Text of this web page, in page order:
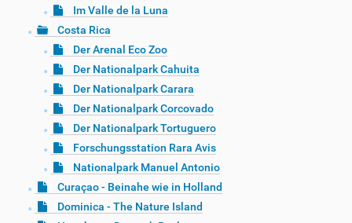
Im Valle de la Luna
Costa Rica
Der Arenal Eco Zoo
Der Nationalpark Cahuita
Der Nationalpark Carara
Der Nationalpark Corcovado
Der Nationalpark Tortuguero
Forschungsstation Rara Avis
Nationalpark Manuel Antonio
Curaçao - Beinahe wie in Holland
Dominica - The Nature Island